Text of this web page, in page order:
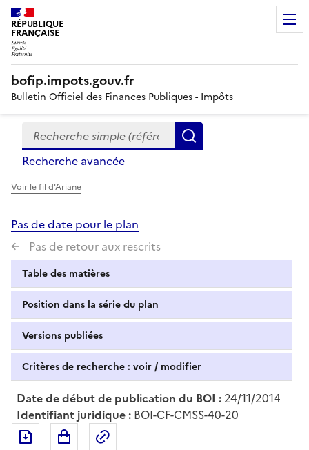
RÉPUBLIQUE
FRANÇAISE
bofip.impots.gouv.fr
Bulletin Officiel des Finances Publiques - Impôts
Formulaire
de
recherche
Recherche simple (références, mots clés, partie du
Recherche avancée
Voir le fil d'Ariane
Pas de date pour le plan
Pas de retour aux rescrits
Table des matières
Position dans la série du plan
Versions publiées
Critères de recherche : voir / modifier
Date de début de publication du BOI : 24/11/2014
Identifiant juridique : BOI-CF-CMSS-40-20
Exporter le document au format pdf